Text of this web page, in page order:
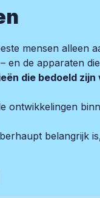
mensen alleen
en de apparaten
die bedoeld
ontwikkelingen
belangrijk